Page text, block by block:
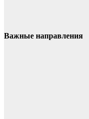
Важные направления